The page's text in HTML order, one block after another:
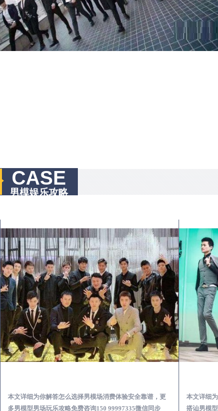
CASE
男模娱乐攻略
本文详细为你解答怎么选择男模场消费体验安全靠谱，更
多男模型男场玩乐攻略免费咨询150 99997335微信同步
本文详细
搭讪男模